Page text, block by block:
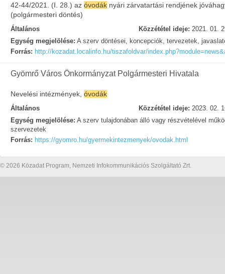
42-44/2021. (I. 28.) az óvodák nyári zárvatartási rendjének
(polgármesteri döntés)
Általános Közzététel ideje: 2021. 01.
Egység megjelölése: A szerv döntései, koncepciók, tervezetek,
Forrás: http://kozadat.localinfo.hu/tiszafoldvar/
Gyömrő Város Önkormányzat Polgármesteri Hivatala
Nevelési intézmények, óvodák
Általános Közzététel ideje: 2023. 02.
Egység megjelölése: A szerv tulajdonában álló vagy részvételével
szervezetek
Forrás: https://gyomro.hu/gyermekintezmenyek/ovodak.html
© 2026 Közadat Program, Nemzeti Infokommunikációs Szolgáltató Zrt.